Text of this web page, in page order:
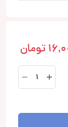
تومان
CARBON165
کامپوننت